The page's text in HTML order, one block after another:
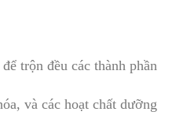
trộn đều các thành phần
và các hoạt chất dưỡng